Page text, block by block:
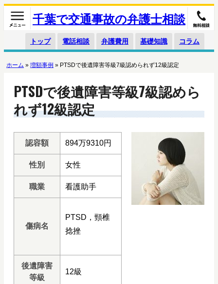
千葉で交通事故の弁護士相談
トップ 電話相談 弁護費用 基礎知識 コラム
ホーム » 増額事例 » PTSDで後遺障害等級7級認められず12級認定
PTSDで後遺障害等級7級認めら
れず12級認定
認容額 894万9310円
性別 女性
職業 看護助手
傷病名
PTSD，頸椎
捻挫
後遺障害
等級
12級